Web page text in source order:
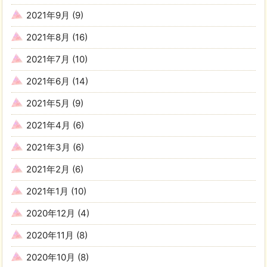
2021年9月 (9)
2021年8月 (16)
2021年7月 (10)
2021年6月 (14)
2021年5月 (9)
2021年4月 (6)
2021年3月 (6)
2021年2月 (6)
2021年1月 (10)
2020年12月 (4)
2020年11月 (8)
2020年10月 (8)